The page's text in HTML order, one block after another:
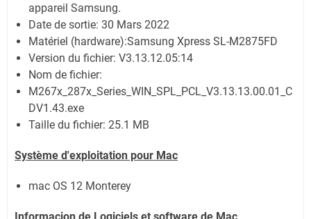
appareil Samsung.
Date de sortie: 30 Mars 2022
Matériel (hardware):Samsung Xpress SL-M2875FD
Version du fichier: V3.13.12.05:14
Nom de fichier:
M267x_287x_Series_WIN_SPL_PCL_V3.13.13.00.01_C
DV1.43.exe
Taille du fichier: 25.1 MB
Système d'exploitation pour Mac
mac OS 12 Monterey
Informacion de Logiciels et software de Mac